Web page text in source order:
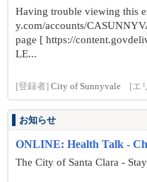
Having trouble viewing this
y.com/accounts/
page [ https://
LE...
[登録者] City of Sunnyvale [エ
お知らせ
ONLINE: Health Talk -
The City of Santa Clara -